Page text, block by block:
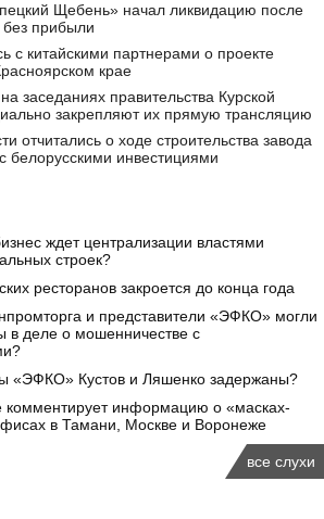
Щебень» начал ликвидацию после
без прибыли
с китайскими партнерами о проекте
крае
заседаниях правительства Курской
закрепляют их прямую трансляцию
отчитались о ходе строительства завода
белорусскими инвестициями
ждет централизации властями
строек?
ресторанов закроется до конца года
и представители «ЭФКО» могли
в деле о мошенничестве с
«ЭФКО» Кустов и Ляшенко задержаны?
информацию о «масках-
в Тамани, Москве и Воронеже
все слухи